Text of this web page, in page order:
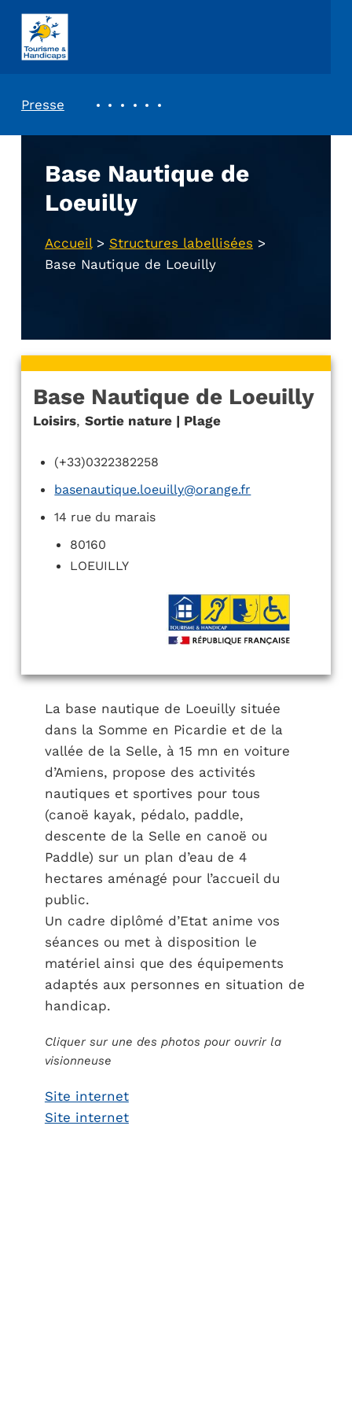
ASSOCIATION TOURISME ET HANDICAPS
Presse
Base Nautique de
Loeuilly
Accueil> Structures labellisées >
Base Nautique de Loeuilly
Base Nautique de Loeuilly
Loisirs, Sortie nature | Plage
(+33)0322382258
basenautique.loeuilly@orange.fr
14 rue du marais
80160
LOEUILLY
La base nautique de Loeuilly située
dans la Somme en Picardie et de la
vallée de la Selle, à 15 mn en voiture
d’Amiens, propose des activités
nautiques et sportives pour tous
(canoë kayak, pédalo, paddle,
descente de la Selle en canoë ou
Paddle) sur un plan d’eau de 4
hectares aménagé pour l’accueil du
public.
Un cadre diplômé d’Etat anime vos
séances ou met à disposition le
matériel ainsi que des équipements
adaptés aux personnes en situation de
handicap.
Cliquer sur une des photos pour ouvrir la
visionneuse
Site internet
Site internet